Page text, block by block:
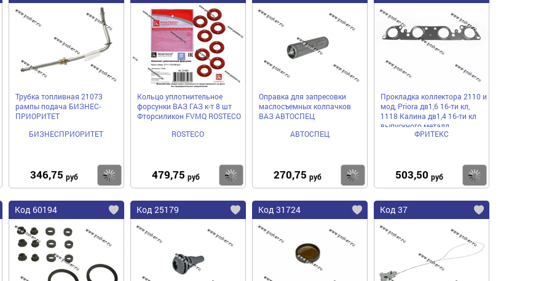
Купить
Трубка топливная 21073
рампы подача БИЗНЕС-
ПРИОРИТЕТ
БИЗНЕСПРИОРИТЕТ
346,75 руб Купить
Кольцо уплотнительное
форсунки ВАЗ ГАЗ к-т 8 шт
Фторсиликон FVMQ ROSTECO
ROSTECO
479,75 руб Купить
Оправка для запресовки
маслосъемных колпачков
ВАЗ АВТОСПЕЦ
АВТОСПЕЦ
270,75 руб Купить
Прокладка коллектора 2110 и
мод, Priora дв1,6 16-ти кл,
1118 Калина дв1,4 16-ти кл
выпускного металл
ФРИТЕКС
503,50 руб
Код 60194 Код 25179 Код 31724 Код 37